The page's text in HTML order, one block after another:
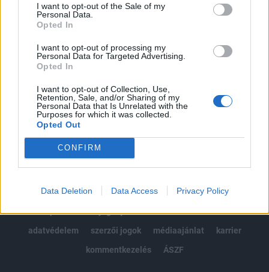
I want to opt-out of the Sale of my
Personal Data.
Opted In
I want to opt-out of processing my
Personal Data for Targeted Advertising.
Opted In
I want to opt-out of Collection, Use,
Retention, Sale, and/or Sharing of my
Personal Data that Is Unrelated with the
Purposes for which it was collected.
Opted Out
CONFIRM
Data Deletion Data Access Privacy Policy
Kötéslisták: BÉT elmúlt 2 év napon belüli
kötéslistái
Előfizetés
MÁR ELŐFIZETŐNK VAGY?BEJELENTKEZÉS
© 2026 Portfolio
impresszum
jogi nyilatkozat
süti beállítások
adatvédelem
szerzői jogok médiaajánlat
karrier
kommentkezelés
ÁSZF